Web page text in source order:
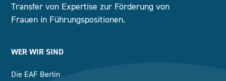
Transfer von Expertise zur Förderung von
Frauen in Führungspositionen.
WER WIR SIND
Die EAF Berlin